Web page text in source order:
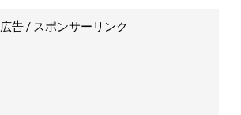
広告 / スポンサーリンク